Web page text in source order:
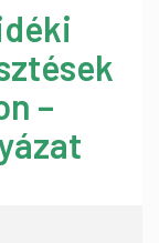
–